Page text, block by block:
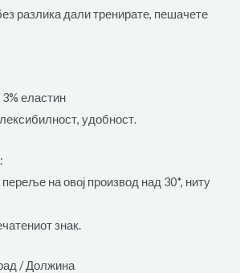
разлика дали тренирате, пешачете
еластин
удобност.
на овој производ над 30*, ниту
знак.
/ Должина